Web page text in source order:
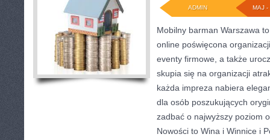
MAJ -
ADMIN
Mobilny barman Warszawa
online poświęcona
eventy firmowe, a także
skupia się na organizacji
każda impreza nabiera
dla osób poszukujących
zadbać o najwyższy poziom
Nowości to Wina i Winnice i